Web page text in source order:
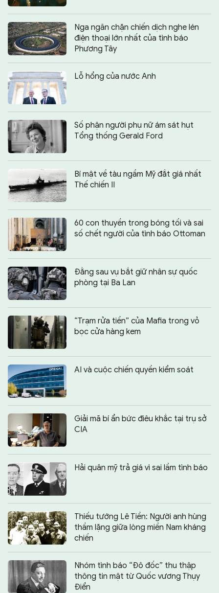
Nga ngăn chặn chiến dịch nghe lén
điện thoại lớn nhất của tình báo
Phương Tây
Lỗ hổng của nước Anh
Số phận người phụ nữ ám sát hụt
Tổng thống Gerald Ford
Bí mật về tàu ngầm Mỹ đắt giá nhất
Thế chiến II
60 con thuyền trong bóng tối và sai
số chết người của tình báo Ottoman
Đằng sau vụ bắt giữ nhân sự quốc
phòng tại Ba Lan
“Trạm rửa tiền” của Mafia trong vỏ
bọc cửa hàng kem
AI và cuộc chiến quyền kiểm soát
Giải mã bí ẩn bức điêu khắc tại trụ sở
CIA
Hải quân mỹ trả giá vì sai lầm tình báo
Thiếu tướng Lê Tiền: Người anh hùng
thầm lặng giữa lòng miền Nam kháng
chiến
Nhóm tình báo “Đô đốc” thu thập
thông tin mật từ Quốc vương Thụy
Điển